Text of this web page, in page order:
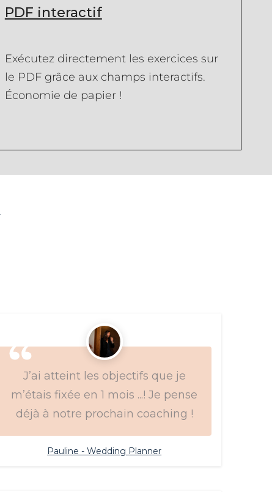
PDF interactif
Exécutez directement les exercices sur
le PDF grâce aux champs interactifs.
Économie de papier !
J’ai atteint les objectifs que je
m’étais fixée en 1 mois ...! Je pense
déjà à notre prochain coaching !
Pauline - Wedding Planner